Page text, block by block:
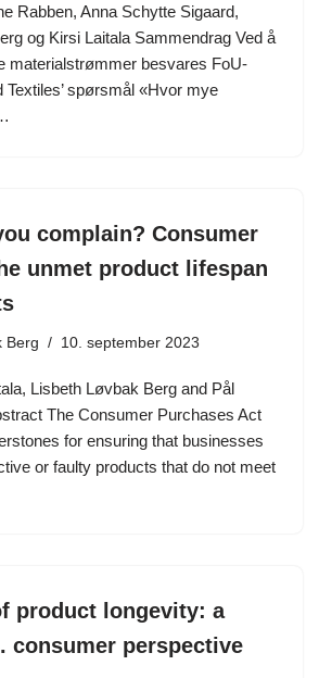
Rabben, Anna Schytte Sigaard,
og Kirsi Laitala Sammendrag Ved å
materialstrømmer besvares FoU-
Textiles’ spørsmål «Hvor mye
complain? Consumer
unmet product lifespan
Berg 10. september 2023
Lisbeth Løvbak Berg and Pål
The Consumer Purchases Act
for ensuring that businesses
or faulty products that do not meet
product longevity: a
consumer perspective